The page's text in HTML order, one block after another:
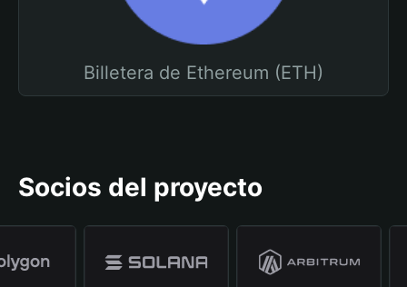
Billetera de Ethereum (ETH)
Socios del proyecto